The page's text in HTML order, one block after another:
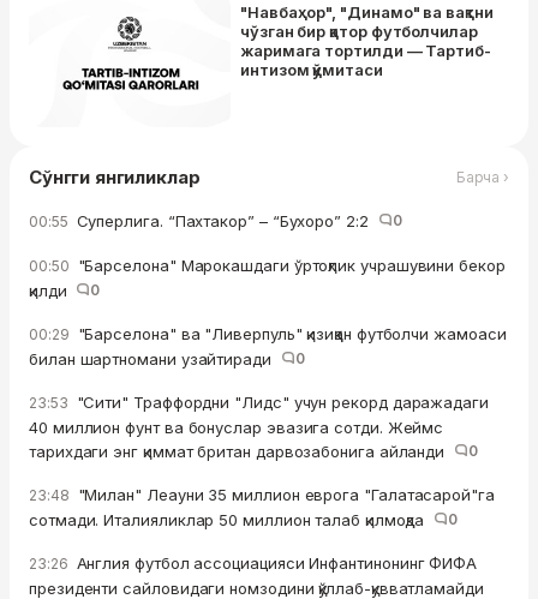
"Навбаҳор", "Динамо" ва вақтни
чўзган бир қатор футболчилар
жаримага тортилди — Тартиб-
интизом қўмитаси
Сўнгги янгиликлар Барча ›
00:55 Суперлига. “Пахтакор” – “Бухоро” 2:2 0
00:50 "Барселона" Марокашдаги ўртоқлик учрашувини бекор
қилди
0
00:29 "Барселона" ва "Ливерпуль" қизиққан футболчи жамоаси
билан шартномани узайтиради
0
23:53 "Сити" Траффордни "Лидс" учун рекорд даражадаги
40 миллион фунт ва бонуслар эвазига сотди. Жеймс
тарихдаги энг қиммат британ дарвозабонига айланди
0
23:48 "Милан" Леауни 35 миллион еврога "Галатасарой"га
сотмади. Италияликлар 50 миллион талаб қилмоқда
0
23:26 Англия футбол ассоциацияси Инфантинонинг ФИФА
президенти сайловидаги номзодини қўллаб-қувватламайди